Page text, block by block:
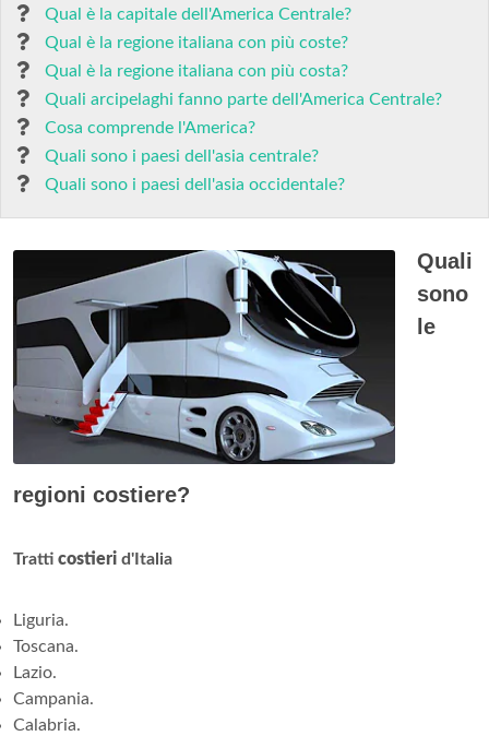
Qual è la capitale dell'America Centrale?
Qual è la regione italiana con più coste?
Qual è la regione italiana con più costa?
Quali arcipelaghi fanno parte dell'America Centrale?
Cosa comprende l'America?
Quali sono i paesi dell'asia centrale?
Quali sono i paesi dell'asia occidentale?
Quali
sono
le
regioni costiere?
Tratti costieri d'Italia
Liguria.
Toscana.
Lazio.
Campania.
Calabria.